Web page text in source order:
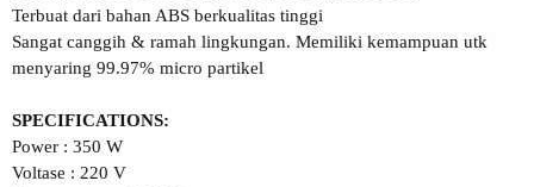
Terbuat dari bahan ABS berkualitas tinggi
Sangat canggih & ramah lingkungan. Memiliki kemampuan utk
menyaring 99.97% micro partikel
SPECIFICATIONS:
Power : 350 W
Voltase : 220 V